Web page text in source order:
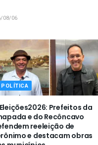
08/06
POLÍTICA
Prefeitos da
e do Recôncavo
reeleição de
e destacam obras